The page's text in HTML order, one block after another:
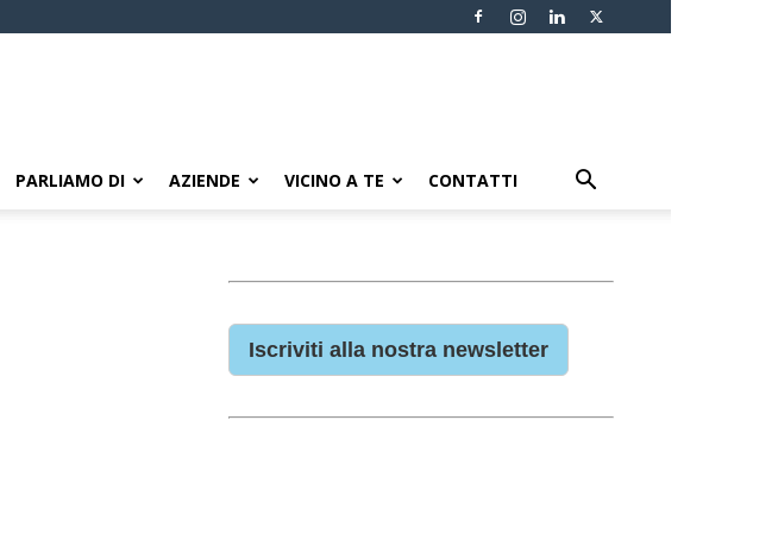
PARLIAMO DI AZIENDE VICINO A TE CONTATTI
Iscriviti alla nostra newsletter